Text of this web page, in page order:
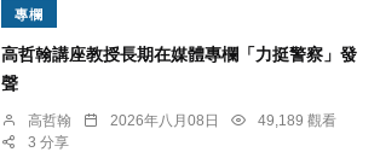
專欄
高哲翰講座教授長期在媒體專欄「力挺警察」發
聲
高哲翰 2026年八月08日
49,189 觀看
3 分享